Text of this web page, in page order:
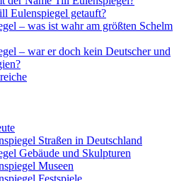
Eulenspiegel getauft?
– was ist wahr am größten Schelm
– war er doch kein Deutscher und
Straßen in Deutschland
Gebäude und Skulpturen
Museen
Festspiele